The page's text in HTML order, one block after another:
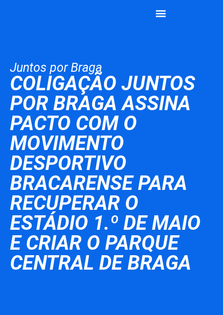
Juntos por Braga
COLIGAÇÃO JUNTOS
POR BRAGA ASSINA
PACTO COM O
MOVIMENTO
DESPORTIVO
BRACARENSE PARA
RECUPERAR O
ESTÁDIO 1.º DE MAIO
E CRIAR O PARQUE
CENTRAL DE BRAGA